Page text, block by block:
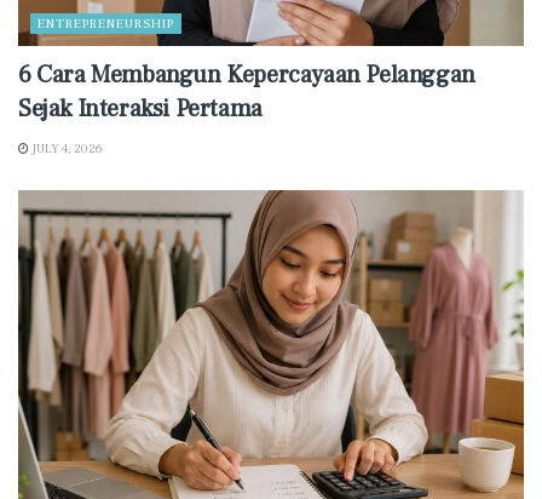
ENTREPRENEURSHIP
6 Cara Membangun Kepercayaan Pelanggan
Sejak Interaksi Pertama
JULY 4, 2026